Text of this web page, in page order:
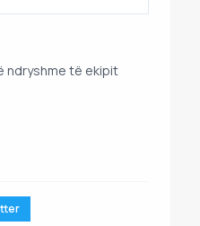
ndryshme të ekipit